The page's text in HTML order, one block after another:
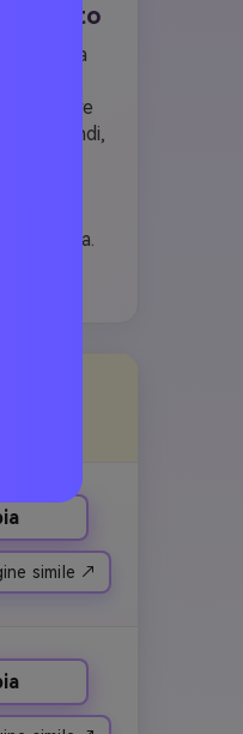
foto
le ombre
secondi,
o
media.
simile ↗